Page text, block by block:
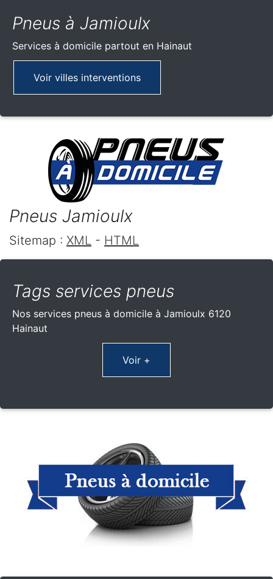
Pneus à Jamioulx
Services à domicile partout en Hainaut
Voir villes interventions
Pneus Jamioulx
Sitemap : XML - HTML
Tags services pneus
Nos services pneus à domicile à Jamioulx 6120
Hainaut
Voir +